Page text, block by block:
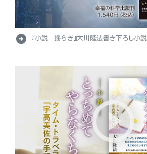
arrow_circle_right 『小説 揺らぎ』大川隆法書き下ろし小説